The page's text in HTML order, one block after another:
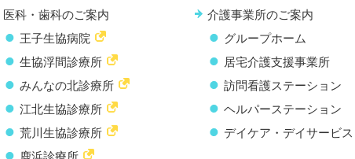
医科・歯科のご案内
王子生協病院
生協浮間診療所
みんなの北診療所
江北生協診療所
荒川生協診療所
鹿浜診療所
介護事業所のご案内
グループホーム
居宅介護支援事業所
訪問看護ステーション
ヘルパーステーション
デイケア・デイサービス